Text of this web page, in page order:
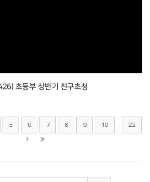
초등부 상반기 친구초청
5 6 7 8 9 10 22